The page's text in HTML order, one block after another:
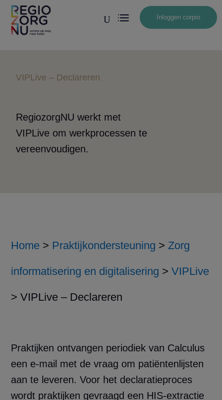
U Inloggen corpio
VIPLive – Declareren
RegiozorgNU werkt met
VIPLive om werkprocessen te
vereenvoudigen.
Home > Praktijkondersteuning >Zorg
informatisering en digitalisering >VIPLive
>VIPLive – Declareren
Praktijken ontvangen periodiek van Calculus
een e-mail met de vraag om patiëntenlijsten
aan te leveren. Voor het declaratieproces
wordt praktijken gevraagd een HIS-extractie